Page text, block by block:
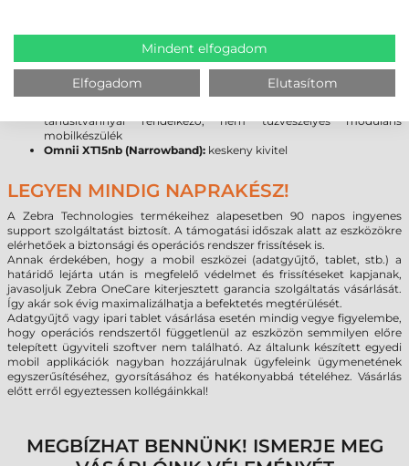
ig)
Omnii XT15f (Arctic - Freezer modell):
alkalmazásokhoz (fűtött kijelző és vonalkód olvasó ablak: -30°C-
tól, +50°C-ig)
Omnii XT15ni (Non-Incendive UL modell): veszélyes
tanúsítvánnyal rendelkező, nem tűzveszélyes moduláris
mobilkészülék
Omnii XT15nb (Narrowband): keskeny kivitel
LEGYEN MINDIG NAPRAKÉSZ!
A Zebra Technologies termékeihez alapesetben 90 napos ingyenes
support szolgáltatást biztosít. A támogatási időszak alatt az eszközökre
elérhetőek a biztonsági és operációs rendszer frissítések is.
Annak érdekében, hogy a mobil eszközei (adatgyűjtő, tablet, stb.) a
határidő lejárta után is megfelelő védelmet és frissítéseket kapjanak,
javasoljuk Zebra OneCare kiterjesztett garancia szolgáltatás vásárlását.
Így akár sok évig maximalizálhatja a befektetés megtérülését.
Adatgyűjtő vagy ipari tablet vásárlása esetén mindig vegye figyelembe,
hogy operációs rendszertől függetlenül az eszközön semmilyen előre
telepített ügyviteli szoftver nem található. Az általunk készített egyedi
mobil applikációk nagyban hozzájárulnak ügyfeleink ügymenetének
egyszerűsítéséhez, gyorsításához és hatékonyabbá tételéhez. Vásárlás
előtt erről egyeztessen kollégáinkkal!
MEGBÍZHAT BENNÜNK! ISMERJE MEG
Mindent elfogadom
Elfogadom Elutasítom